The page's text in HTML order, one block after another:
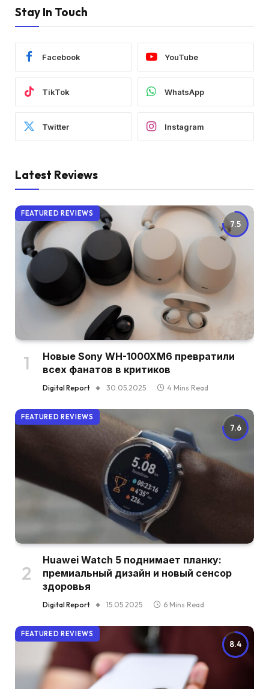
Stay In Touch
Facebook YouTube
TikTok WhatsApp
Twitter Instagram
Latest Reviews
7.5
FEATURED REVIEWS
Новые Sony WH-1000XM6 превратили
всех фанатов в критиков
Digital Report 30.05.2025 4 Mins Read
7.6
FEATURED REVIEWS
Huawei Watch 5 поднимает планку:
премиальный дизайн и новый сенсор
здоровья
Digital Report 15.05.2025 6 Mins Read
8.4
FEATURED REVIEWS